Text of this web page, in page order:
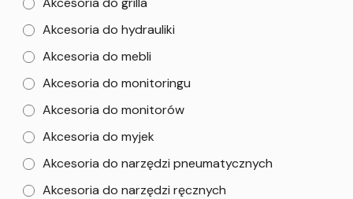
Akcesoria do hydrauliki
Akcesoria do mebli
Akcesoria do monitoringu
Akcesoria do monitorów
Akcesoria do myjek
Akcesoria do narzędzi pneumatycznych
Akcesoria do narzędzi ręcznych